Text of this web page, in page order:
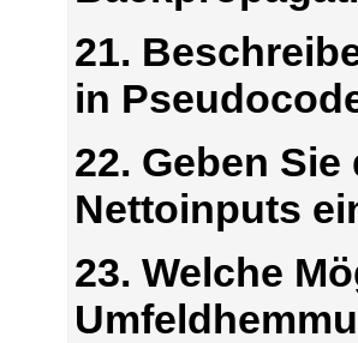
21.
in
22. Geben
Nettoinputs
23. Welche